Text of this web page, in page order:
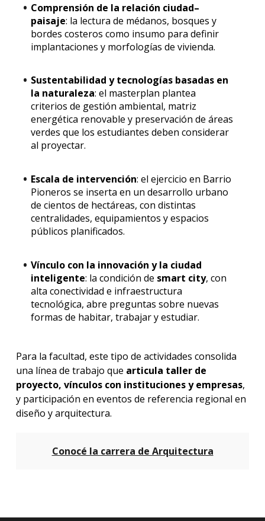
Comprensión de la relación ciudad–
paisaje: la lectura de médanos, bosques y
bordes costeros como insumo para definir
implantaciones y morfologías de vivienda.
Sustentabilidad y tecnologías basadas en
la naturaleza: el masterplan plantea
criterios de gestión ambiental, matriz
energética renovable y preservación de áreas
verdes que los estudiantes deben considerar
al proyectar.
Escala de intervención: el ejercicio en Barrio
Pioneros se inserta en un desarrollo urbano
de cientos de hectáreas, con distintas
centralidades, equipamientos y espacios
públicos planificados.
Vínculo con la innovación y la ciudad
inteligente: la condición de smart city, con
alta conectividad e infraestructura
tecnológica, abre preguntas sobre nuevas
formas de habitar, trabajar y estudiar.
Para la facultad, este tipo de actividades consolida
una línea de trabajo que articula taller de
proyecto, vínculos con instituciones y empresas,
y participación en eventos de referencia regional en
diseño y arquitectura.
Conocé la carrera de Arquitectura